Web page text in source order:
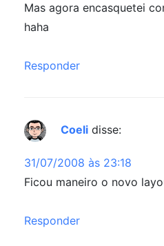
Mas agora encasquetei
haha
Responder
Coeli disse:
31/07/2008 às 23:18
Ficou maneiro o novo
Responder